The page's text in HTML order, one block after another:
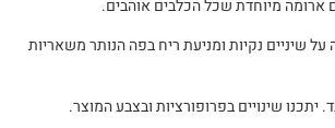
ארומה מיוחדת שכל הכלבים אוהבים.
שיניים נקיות ומניעת ריח בפה הנותר משאריות
שינויים בפרופורציות ובצבע המוצר.